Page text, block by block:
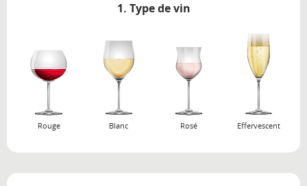
1. Type de vin
Rouge Blanc Rosé Effervescent